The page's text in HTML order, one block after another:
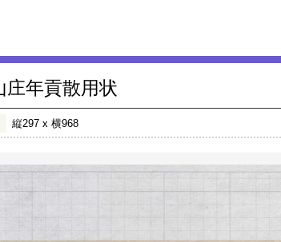
庄年貢散用状
縦297 x 横968